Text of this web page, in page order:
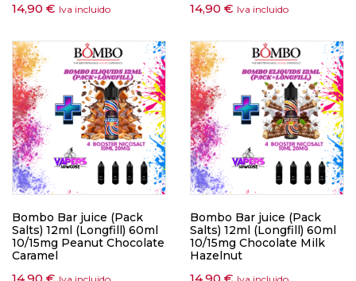
14,90 € Iva incluido 14,90 € Iva incluido
Bombo Bar juice (Pack
Salts) 12ml (Longfill) 60ml
10/15mg Peanut Chocolate
Caramel
Bombo Bar juice (Pack
Salts) 12ml (Longfill) 60ml
10/15mg Chocolate Milk
Hazelnut